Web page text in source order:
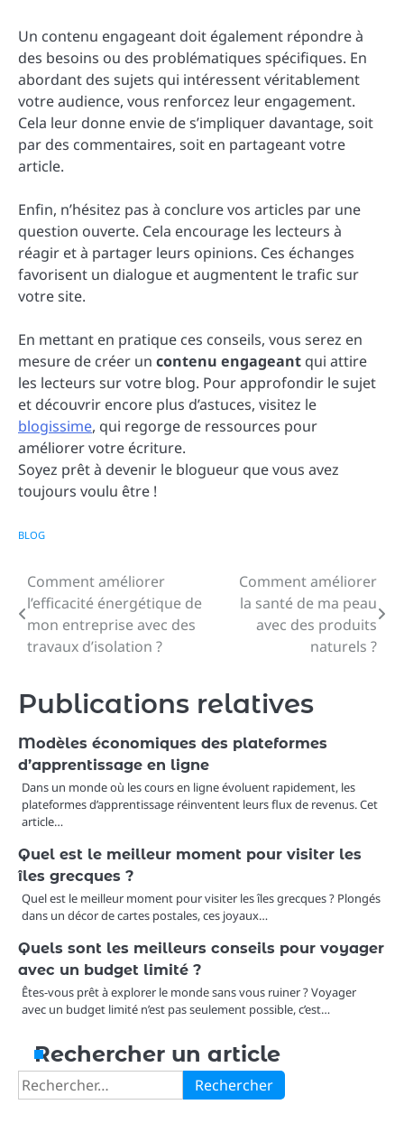
Un contenu engageant doit également répondre à
des besoins ou des problématiques spécifiques. En
abordant des sujets qui intéressent véritablement
votre audience, vous renforcez leur engagement.
Cela leur donne envie de s’impliquer davantage, soit
par des commentaires, soit en partageant votre
article.
Enfin, n’hésitez pas à conclure vos articles par une
question ouverte. Cela encourage les lecteurs à
réagir et à partager leurs opinions. Ces échanges
favorisent un dialogue et augmentent le trafic sur
votre site.
En mettant en pratique ces conseils, vous serez en
mesure de créer un contenu engageant qui attire
les lecteurs sur votre blog. Pour approfondir le sujet
et découvrir encore plus d’astuces, visitez le
blogissime, qui regorge de ressources pour
améliorer votre écriture.
Soyez prêt à devenir le blogueur que vous avez
toujours voulu être !
BLOG
Navigation
de
l’article
Comment améliorer
l’efficacité énergétique de
mon entreprise avec des
travaux d’isolation ?
Comment améliorer
la santé de ma peau
avec des produits
naturels ?
Publications relatives
Modèles économiques des plateformes
d’apprentissage en ligne
Dans un monde où les cours en ligne évoluent rapidement, les
plateformes d’apprentissage réinventent leurs flux de revenus. Cet
article…
Quel est le meilleur moment pour visiter les
îles grecques ?
Quel est le meilleur moment pour visiter les îles grecques ? Plongés
dans un décor de cartes postales, ces joyaux…
Quels sont les meilleurs conseils pour voyager
avec un budget limité ?
Êtes-vous prêt à explorer le monde sans vous ruiner ? Voyager
avec un budget limité n’est pas seulement possible, c’est…
Rechercher un article
Rechercher :